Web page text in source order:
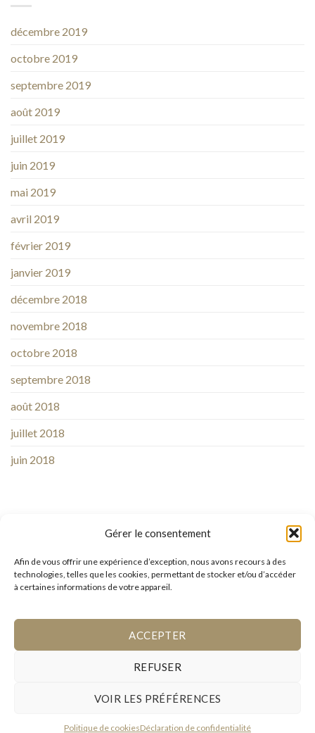
Gérer le consentement
Afin de vous offrir une expérience d’exception, nous avons recours à des
technologies, telles que les cookies, permettant de stocker et/ou d’accéder
à certaines informations de votre appareil.
ACCEPTER
REFUSER
VOIR LES PRÉFÉRENCES
Politique de cookiesDéclaration de confidentialité
décembre 2019
octobre 2019
septembre 2019
août 2019
juillet 2019
juin 2019
mai 2019
avril 2019
février 2019
janvier 2019
décembre 2018
novembre 2018
octobre 2018
septembre 2018
août 2018
juillet 2018
juin 2018
et restez informé des dernières actualités
Règlement intérieur - animaux de compagnie|Cookies